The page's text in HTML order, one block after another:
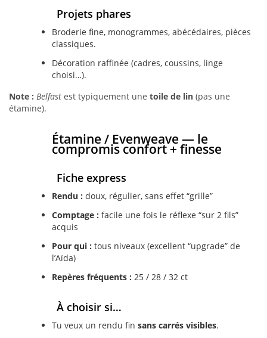
Projets phares
Broderie fine, monogrammes, abécédaires, pièces
classiques.
Décoration raffinée (cadres, coussins, linge
choisi…).
Note : Belfast est typiquement une toile de lin (pas une
étamine).
Étamine / Evenweave — le
compromis confort + finesse
Fiche express
Rendu : doux, régulier, sans effet “grille”
Comptage : facile une fois le réflexe “sur 2 fils”
acquis
Pour qui : tous niveaux (excellent “upgrade” de
l’Aïda)
Repères fréquents : 25 / 28 / 32 ct
À choisir si…
Tu veux un rendu fin sans carrés visibles.